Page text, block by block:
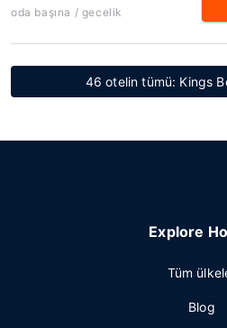
oda başına / gecelik
46 otelin tümü: Kings
Explore
Tüm
Blog